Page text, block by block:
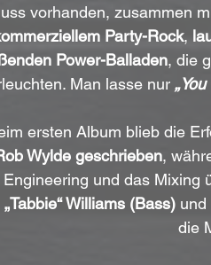
vorhanden, zusammen
Party-Rock,
Power-Balladen, die
Man lasse nur
ersten Album blieb die
Wylde geschrieben,
und das Mixing
Williams (Bass) und
die